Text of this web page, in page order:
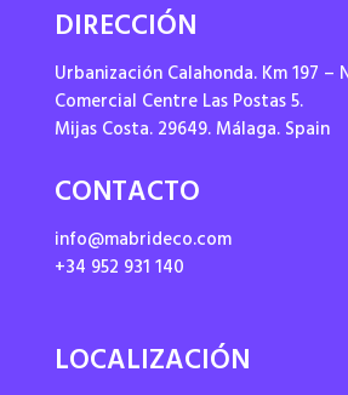
DIRECCIÓN
Urbanización Calahonda. Km 197 –
Comercial Centre Las Postas 5.
Mijas Costa. 29649. Málaga. Spain
CONTACTO
info@mabrideco.com
+34 952 931 140
LOCALIZACIÓN